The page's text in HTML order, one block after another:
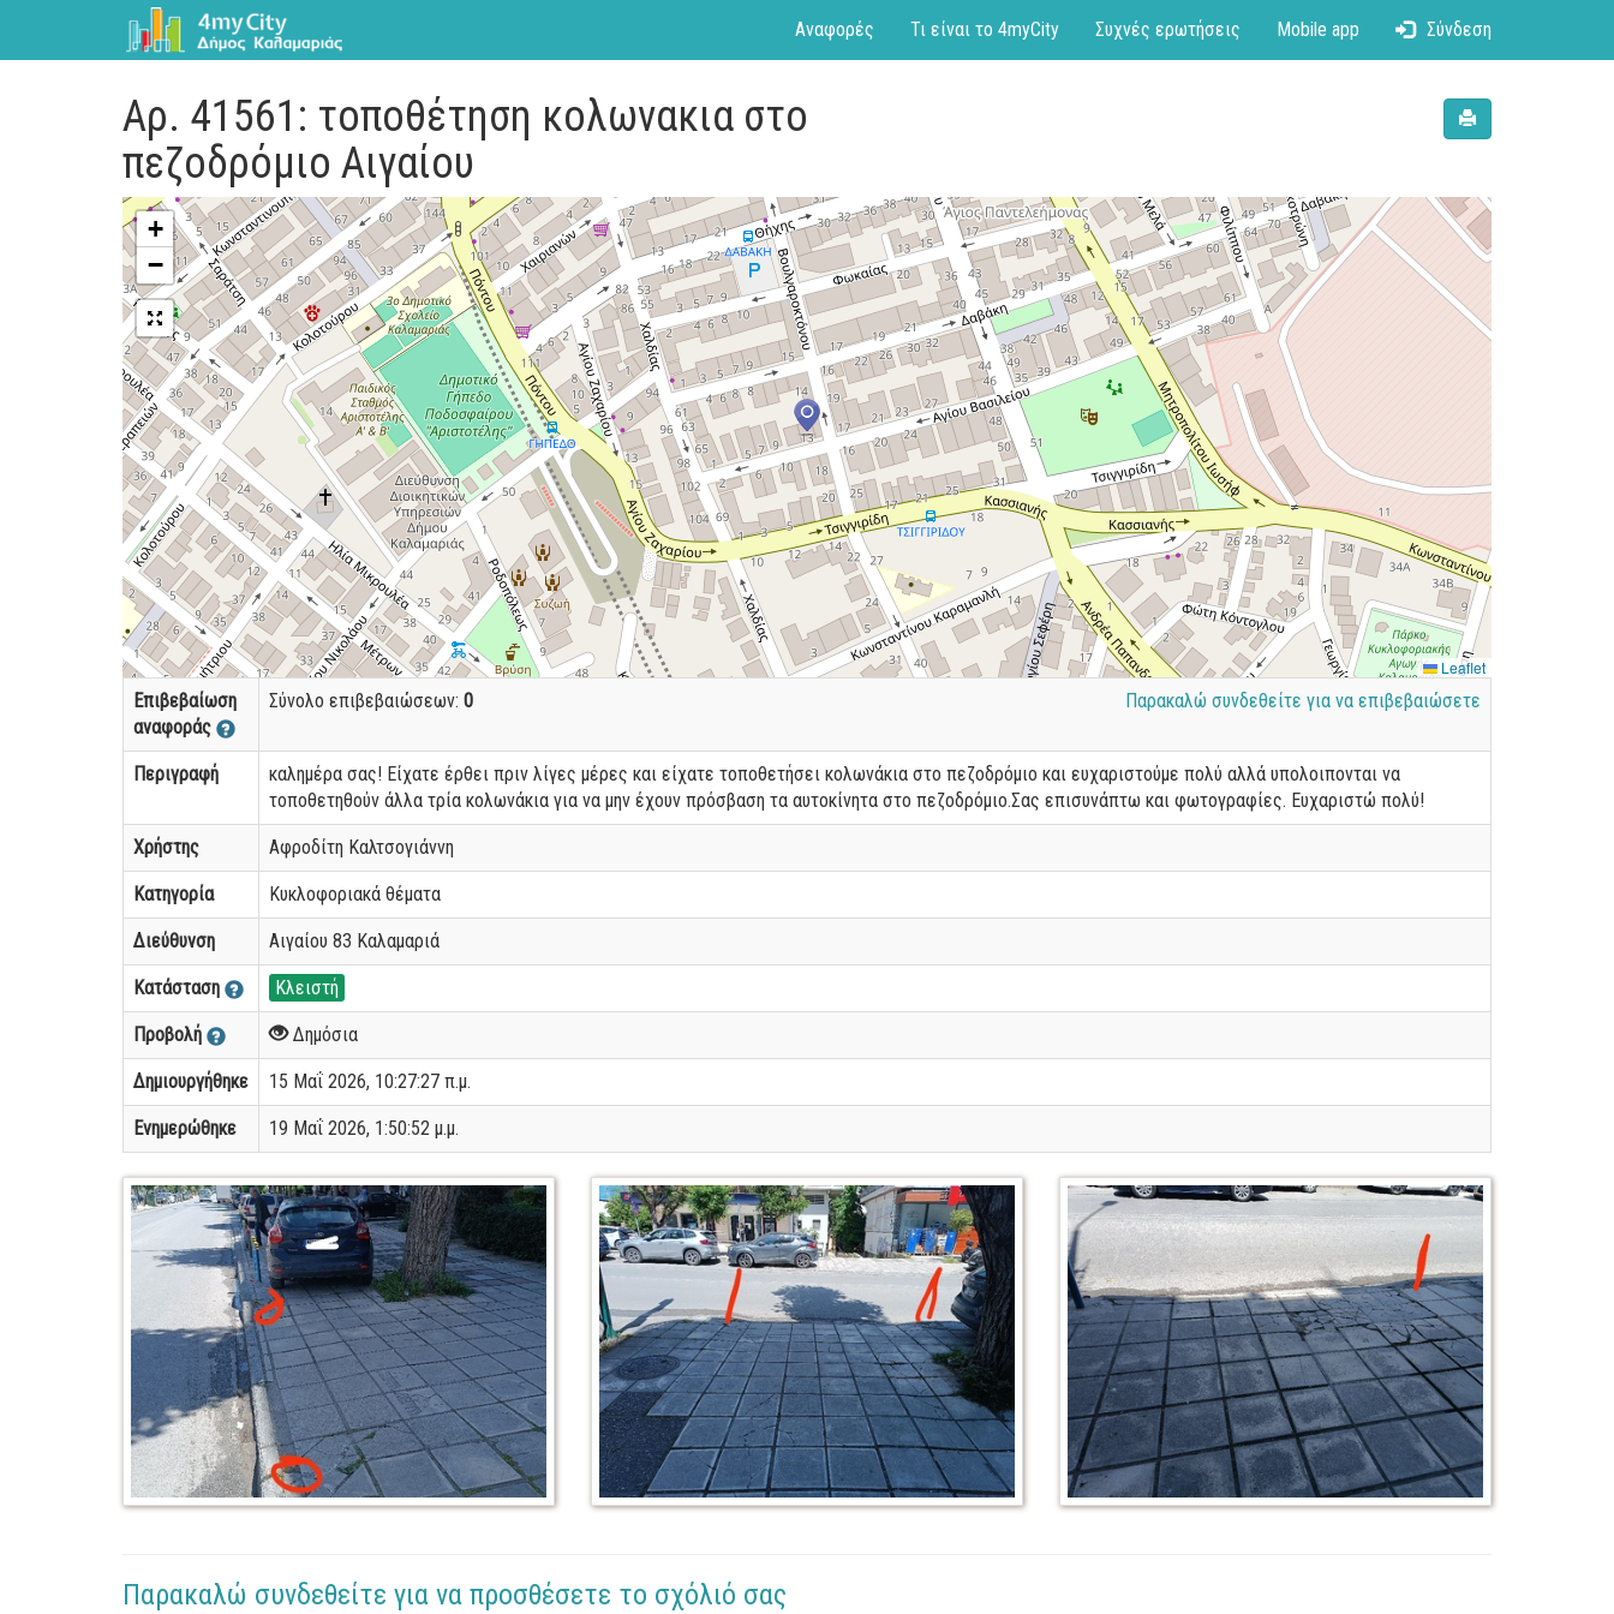
Αναφορές Τι είναι το 4myCity Συχνές ερωτήσεις Mobile app Σύνδεση
Αρ. 41561: τοποθέτηση κολωνακια στο
πεζοδρόμιο Αιγαίου
+
−
Leaflet
Επιβεβαίωση
αναφοράς
Σύνολο επιβεβαιώσεων: 0 Παρακαλώ συνδεθείτε για να επιβεβαιώσετε
Περιγραφή
καλημέρα σας! Είχατε έρθει πριν λίγες μέρες και είχατε τοποθετήσει κολωνάκια στο πεζοδρόμιο και ευχαριστούμε πολύ αλλά υπολοιπονται να
τοποθετηθούν άλλα τρία κολωνάκια για να μην έχουν πρόσβαση τα αυτοκίνητα στο πεζοδρόμιο.Σας επισυνάπτω και φωτογραφίες. Ευχαριστώ πολύ!
Χρήστης Αφροδίτη Καλτσογιάννη
Κατηγορία Κυκλοφοριακά θέματα
Διεύθυνση Αιγαίου 83 Καλαμαριά
Κατάσταση Κλειστή
Προβολή Δημόσια
Δημιουργήθηκε 15 Μαΐ 2026, 10:27:27 π.μ.
Ενημερώθηκε 19 Μαΐ 2026, 1:50:52 μ.μ.
Παρακαλώ συνδεθείτε για να προσθέσετε το σχόλιό σας